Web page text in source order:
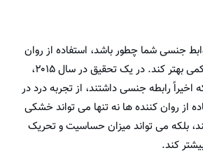
جنسی شما چطور باشد، استفاده از روان
کننده ها می تواند آن را کمی بهتر کند. در یک تحقیق در سال ۲۰۱۵،
که اخیراً رابطه جنسی داشتند، از تجربه درد در
از روان کننده ها نه تنها می تواند خشکی
بلکه می تواند میزان حساسیت و تحریک
کند.